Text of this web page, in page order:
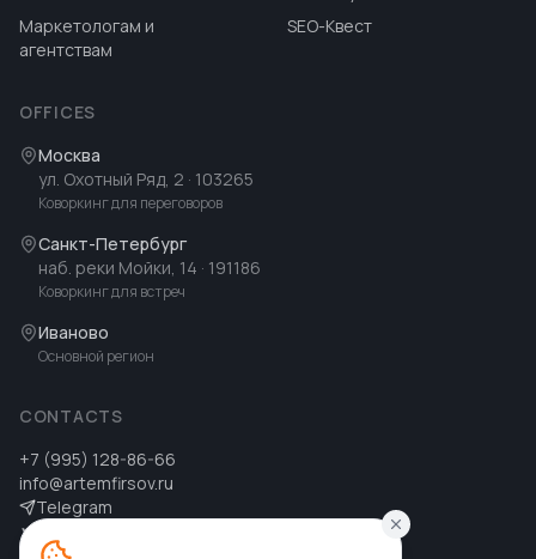
Маркетологам и
агентствам
SEO-Квест
OFFICES
Москва
ул. Охотный Ряд, 2 · 103265
Коворкинг для переговоров
Санкт-Петербург
наб. реки Мойки, 14 · 191186
Коворкинг для встреч
Иваново
Основной регион
CONTACTS
+7 (995) 128-86-66
info@artemfirsov.ru
Telegram
MAX